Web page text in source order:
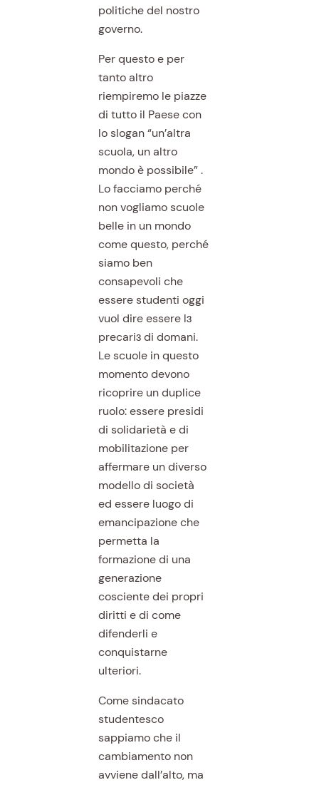
politiche del nostro
governo.
Per questo e per
tanto altro
riempiremo le piazze
di tutto il Paese con
lo slogan “un’altra
scuola, un altro
mondo è possibile” .
Lo facciamo perché
non vogliamo scuole
belle in un mondo
come questo, perché
siamo ben
consapevoli che
essere studenti oggi
vuol dire essere lɜ
precariɜ di domani.
Le scuole in questo
momento devono
ricoprire un duplice
ruolo: essere presidi
di solidarietà e di
mobilitazione per
affermare un diverso
modello di società
ed essere luogo di
emancipazione che
permetta la
formazione di una
generazione
cosciente dei propri
diritti e di come
difenderli e
conquistarne
ulteriori.
Come sindacato
studentesco
sappiamo che il
cambiamento non
avviene dall’alto, ma